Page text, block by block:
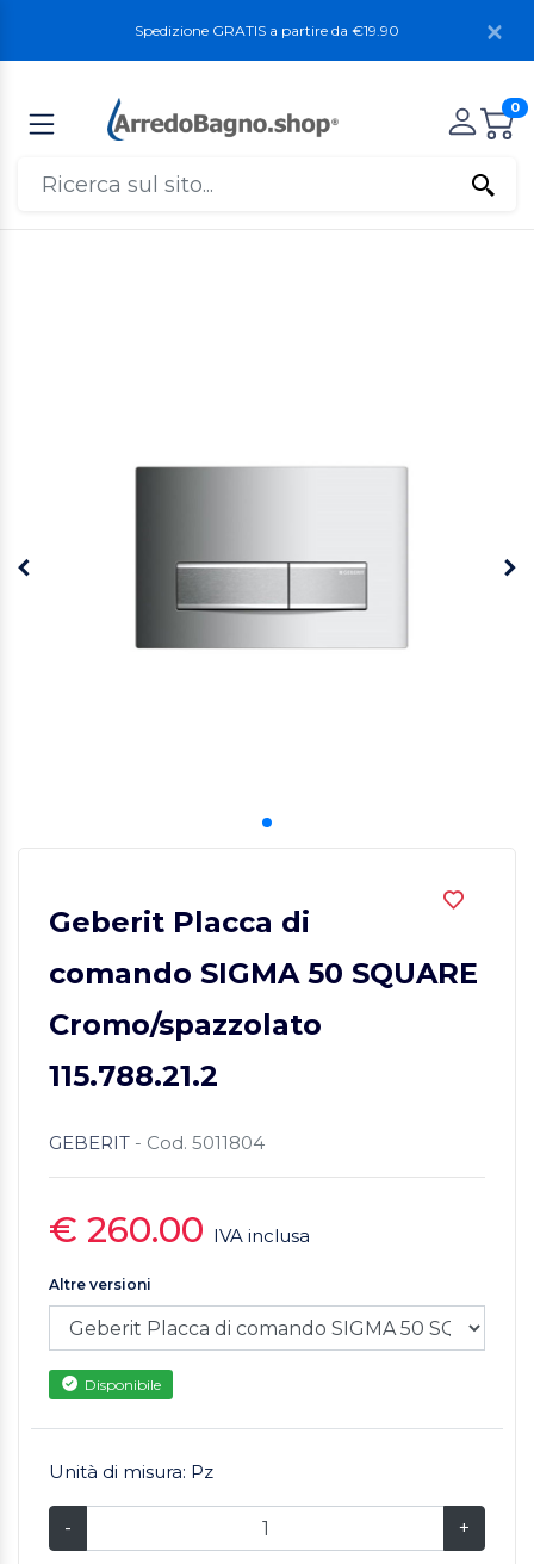
Spedizione GRATIS a partire da €19.90
0
Geberit Placca di
comando SIGMA 50 SQUARE
Cromo/spazzolato
115.788.21.2
GEBERIT - Cod. 5011804
€ 260.00 IVA inclusa
Altre versioni
Disponibile
Unità di misura: Pz
- +